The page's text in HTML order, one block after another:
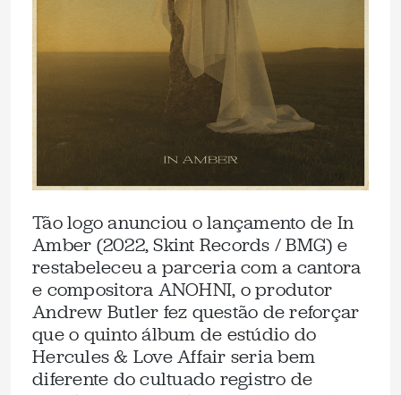
Tão logo anunciou o lançamento de In
Amber (2022, Skint Records / BMG) e
restabeleceu a parceria com a cantora
e compositora ANOHNI, o produtor
Andrew Butler fez questão de reforçar
que o quinto álbum de estúdio do
Hercules & Love Affair seria bem
diferente do cultuado registro de